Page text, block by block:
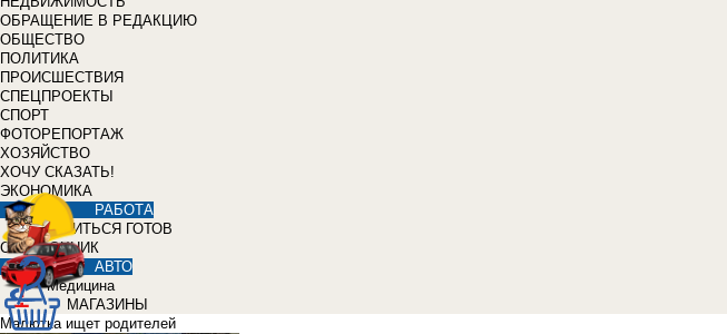
ОБРАЩЕНИЕ В РЕДАКЦИЮ
ОБЩЕСТВО
ПОЛИТИКА
ПРОИСШЕСТВИЯ
СПЕЦПРОЕКТЫ
СПОРТ
ФОТОРЕПОРТАЖ
ХОЗЯЙСТВО
ХОЧУ СКАЗАТЬ!
ЭКОНОМИКА
РАБОТА
УЧИТЬСЯ ГОТОВ
СПРАВОЧНИК
АВТО
Медицина
МАГАЗИНЫ
Малютка ищет родителей